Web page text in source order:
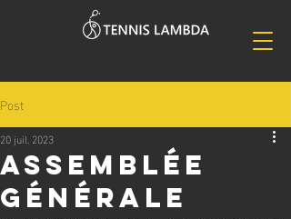
Post
Assemblée
générale
20 juil. 2023